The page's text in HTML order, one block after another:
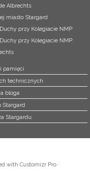
Albrechts
miasto Stargard
Duchy przy Kolegiacie NMP
Duchy przy Kolegiacie NMP
pamięci
technicznych
bloga
Stargard
Stargardu
with Customizr Pro ·